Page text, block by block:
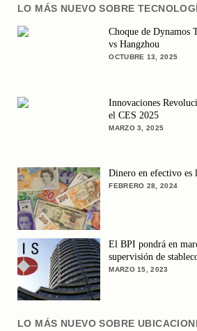
LO MÁS NUEVO SOBRE
Choque de Dynamos
vs Hangzhou
OCTUBRE 13, 2025
Innovaciones
el CES 2025
MARZO 3, 2025
Dinero en efectivo es
FEBRERO 28, 2024
El BPI pondrá en
supervisión de
MARZO 15, 2023
LO MÁS NUEVO SOBRE